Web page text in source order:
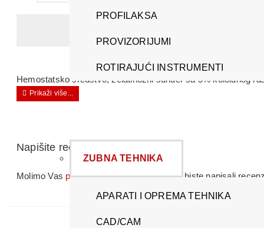
PROFILAKSA
PROVIZORIJUMI
ROTIRAJUĆI INSTRUMENTI
ZUBNA TEHNIKA
APARATI I OPREMA TEHNIKA
CAD/CAM
Hemostatsko sredstvo, želatinozni sunđer sa 5% koloidnog
Napišite recenziju
Molimo Vas prijavite seili seregistrujteda biste napisali